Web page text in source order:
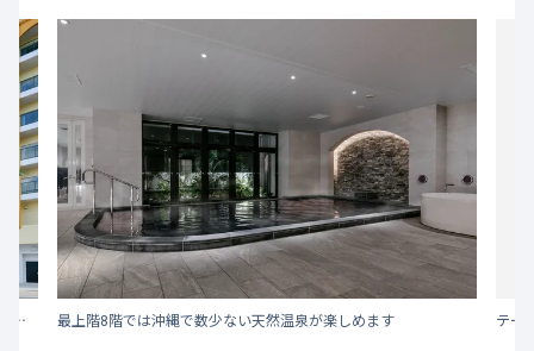
【2020年3月新規OPEN】夕陽が美しい事で知られる沖縄本島中部の西海岸沿いに位置する北谷町にベッセルホテルズ5つ目となる新ブランドで誕生 最上階8階では沖縄で数少ない天然温泉が楽しめます テー